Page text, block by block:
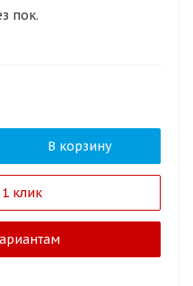
пок.
В корзину
клик